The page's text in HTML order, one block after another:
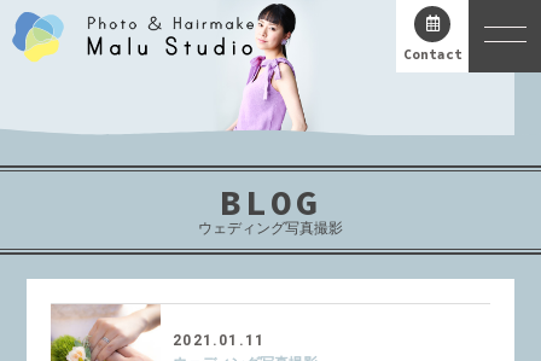
Contact
BLOG
ウェディング写真撮影
2021.01.11